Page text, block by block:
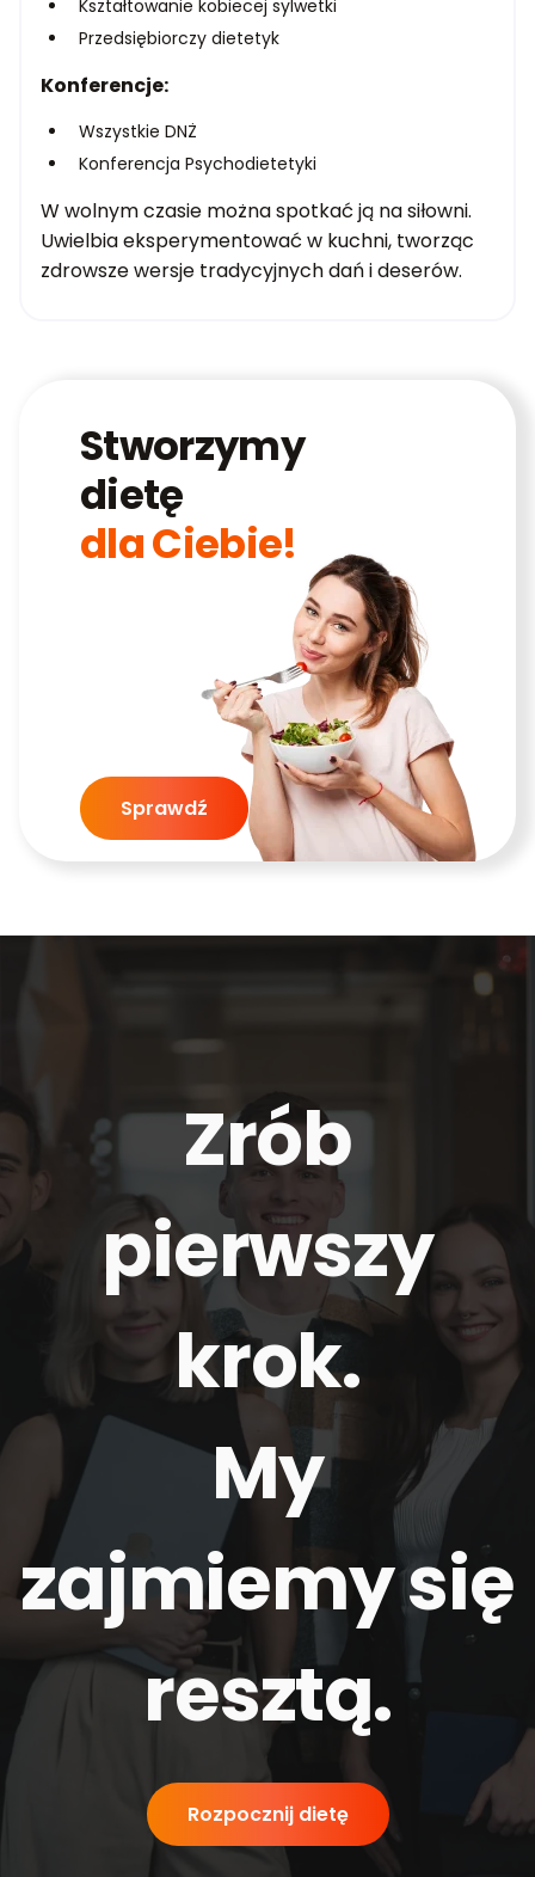
Kształtowanie kobiecej sylwetki
Przedsiębiorczy dietetyk
Konferencje:
Wszystkie DNŻ
Konferencja Psychodietetyki
W wolnym czasie można spotkać ją na siłowni.
Uwielbia eksperymentować w kuchni, tworząc
zdrowsze wersje tradycyjnych dań i deserów.
Stworzymy
dietę
dla Ciebie!
Sprawdź
Zrób
pierwszy
krok.
My
zajmiemy się
resztą.
Rozpocznij dietę